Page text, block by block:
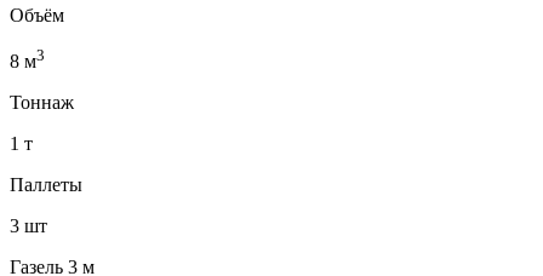
Объём
8 м3
Тоннаж
1 т
Паллеты
3 шт
Газель 3 м